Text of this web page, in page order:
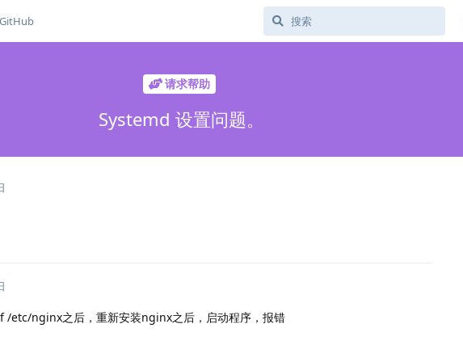
请求帮助
Systemd 设置问题。
etc/nginx之后，重新安装nginx之后，启动程序，报错